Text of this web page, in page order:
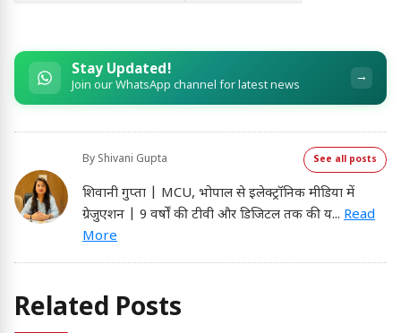
Stay Updated!
Join our WhatsApp channel for latest news →
By Shivani Gupta See all posts
शिवानी गुप्ता | MCU, भोपाल से इलेक्ट्रॉनिक मीडिया में
ग्रेजुएशन | 9 वर्षों की टीवी और डिजिटल तक की य... Read
More
Related Posts